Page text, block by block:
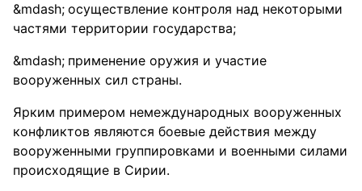
осуществление контроля над некоторыми
частями территории государства;
применение оружия и участие
вооруженных сил страны.
Ярким примером немеждународных вооруженных
конфликтов являются боевые действия между
вооруженными группировками и военными силами
происходящие в Сирии.